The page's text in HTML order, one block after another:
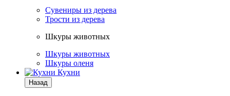
Сувениры из дерева
Трости из дерева
Шкуры животных
Шкуры животных
Шкуры оленя
Кухни
Назад